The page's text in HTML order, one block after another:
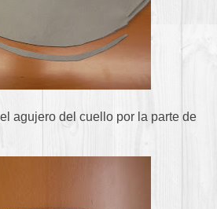
agujero del cuello por la parte de